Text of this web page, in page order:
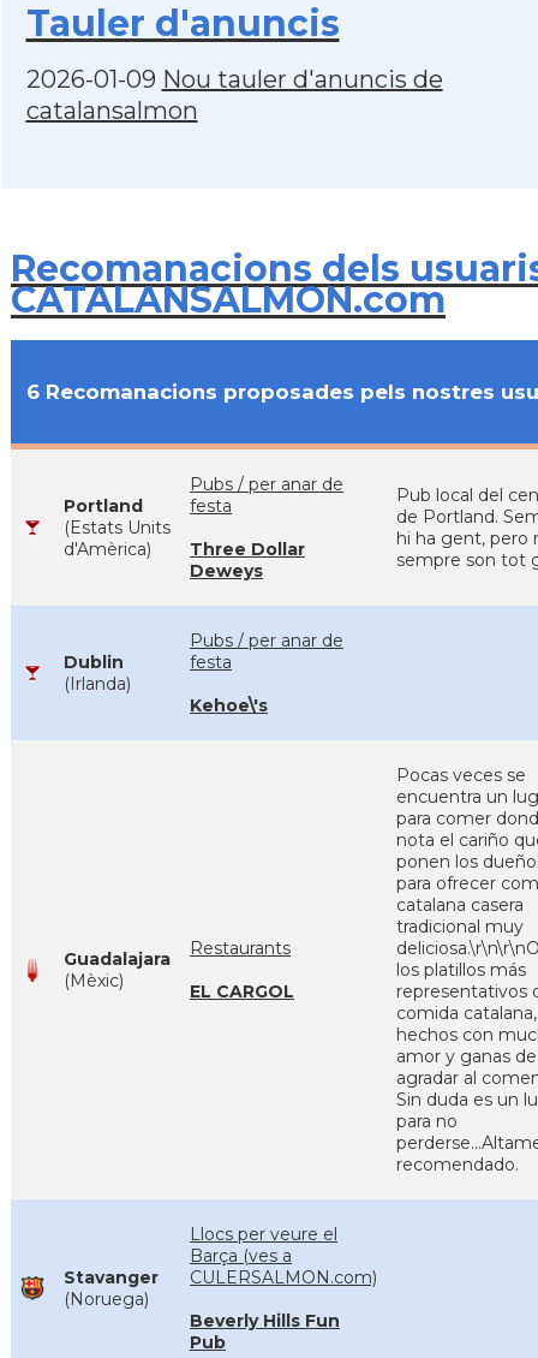
Tauler d'anuncis
2026-01-09 Nou tauler d'anuncis de
catalansalmon
Recomanacions dels
CATALANSALMON.com
6 Recomanacions proposades pels nostres
Portland
(Estats Units
d'Amèrica)
Pubs / per anar de
festa
Three Dollar
Deweys
Pub local del
de Portland.
hi ha gent, pero
sempre son tot
Dublin
(Irlanda)
Pubs / per anar de
festa
Kehoe\'s
Guadalajara
(Mèxic)
Restaurants
EL CARGOL
Pocas veces se
encuentra un
para comer
nota el cariño
ponen los
para ofrecer
catalana casera
tradicional muy
los platillos más
representativos
comida catalana,
hechos con
amor y ganas de
agradar al
Sin duda es un
para no
recomendado.
Stavanger
(Noruega)
Llocs per veure el
Barça (ves a
CULERSALMON.com)
Beverly Hills Fun
Pub